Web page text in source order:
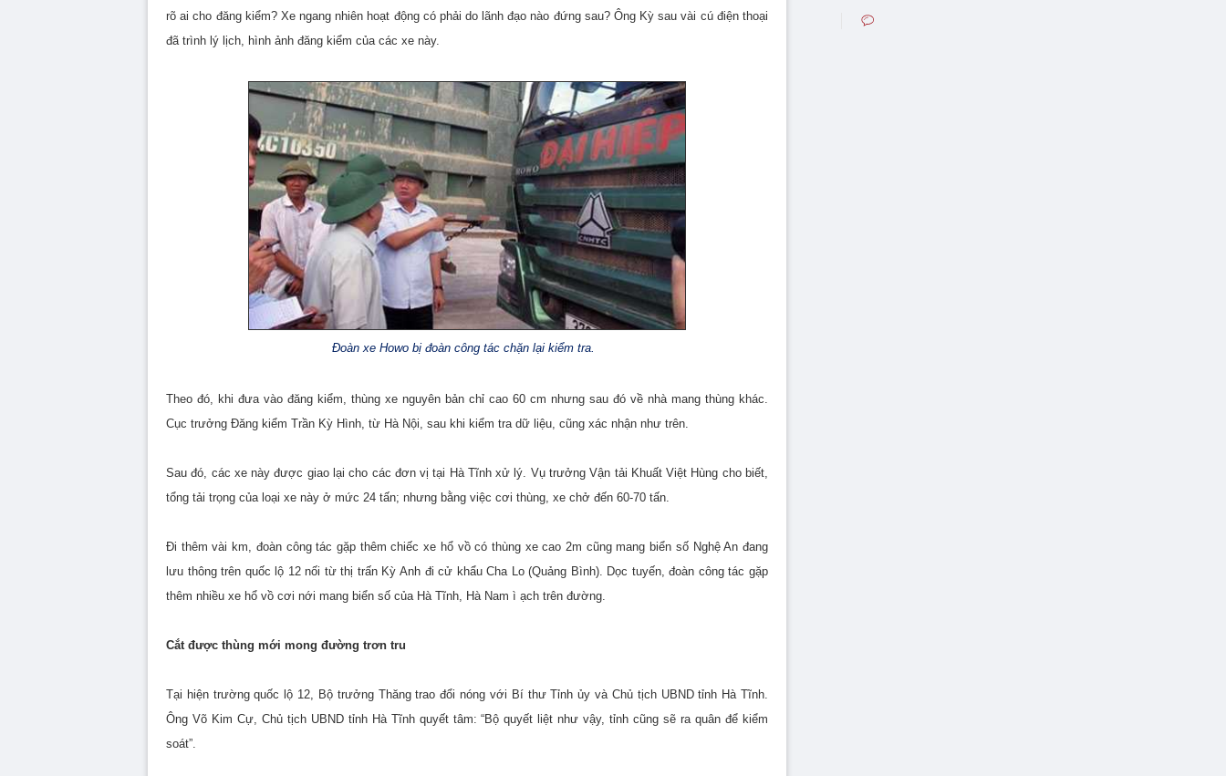
rõ ai cho đăng kiểm? Xe ngang nhiên hoạt động có phải do lãnh đạo nào đứng sau? Ông Kỳ sau vài cú điện thoại
đã trình lý lịch, hình ảnh đăng kiểm của các xe này.
Đoàn xe Howo bị đoàn công tác chặn lại kiểm tra.
Theo đó, khi đưa vào đăng kiểm, thùng xe nguyên bản chỉ cao 60 cm nhưng sau đó về nhà mang thùng khác.
Cục trưởng Đăng kiểm Trần Kỳ Hình, từ Hà Nội, sau khi kiểm tra dữ liệu, cũng xác nhận như trên.
Sau đó, các xe này được giao lại cho các đơn vị tại Hà Tĩnh xử lý. Vụ trưởng Vận tải Khuất Việt Hùng cho biết,
tổng tải trọng của loại xe này ở mức 24 tấn; nhưng bằng việc cơi thùng, xe chở đến 60-70 tấn.
Đi thêm vài km, đoàn công tác gặp thêm chiếc xe hổ vồ có thùng xe cao 2m cũng mang biển số Nghệ An đang
lưu thông trên quốc lộ 12 nối từ thị trấn Kỳ Anh đi cử khẩu Cha Lo (Quảng Bình). Dọc tuyến, đoàn công tác gặp
thêm nhiều xe hổ vồ cơi nới mang biển số của Hà Tĩnh, Hà Nam ì ạch trên đường.
Cắt được thùng mới mong đường trơn tru
Tại hiện trường quốc lộ 12, Bộ trưởng Thăng trao đổi nóng với Bí thư Tỉnh ủy và Chủ tịch UBND tỉnh Hà Tĩnh.
Ông Võ Kim Cự, Chủ tịch UBND tỉnh Hà Tĩnh quyết tâm: “Bộ quyết liệt như vậy, tỉnh cũng sẽ ra quân để kiểm
soát”.